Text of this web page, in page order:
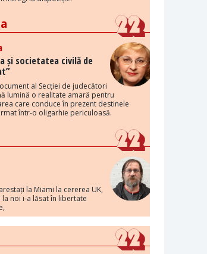
și societatea civilă de
al Secției de judecători
lumină o realitate amară pentru
care conduce în prezent destinele
într-o oligarhie periculoasă.
la Miami la cererea UK,
la noi i-a lăsat în libertate